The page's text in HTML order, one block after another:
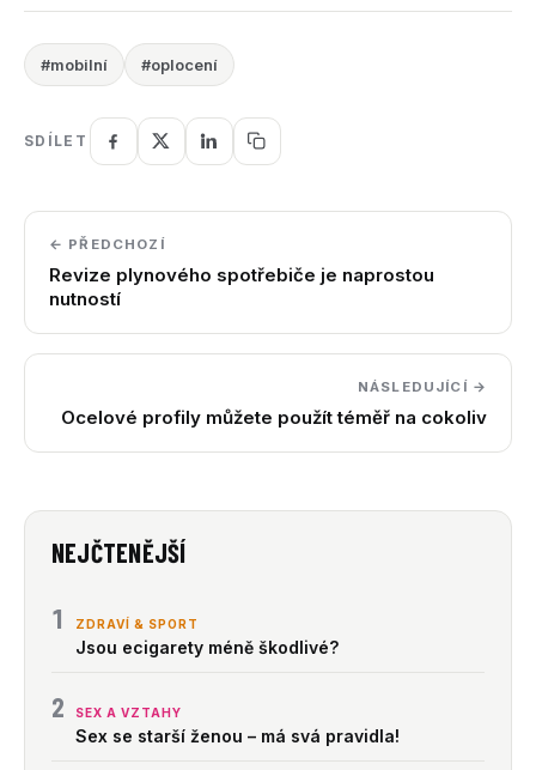
#mobilní #oplocení
SDÍLET
← PŘEDCHOZÍ
Revize plynového spotřebiče je naprostou
nutností
NÁSLEDUJÍCÍ →
Ocelové profily můžete použít téměř na cokoliv
NEJČTENĚJŠÍ
1 ZDRAVÍ & SPORT
Jsou ecigarety méně škodlivé?
2 SEX A VZTAHY
Sex se starší ženou – má svá pravidla!